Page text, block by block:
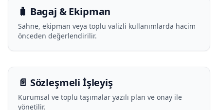
🧳 Bagaj & Ekipman
Sahne, ekipman veya toplu valizli kullanımlarda hacim
önceden değerlendirilir.
📄 Sözleşmeli İşleyiş
Kurumsal ve toplu taşımalar yazılı plan ve onay ile
yönetilir.